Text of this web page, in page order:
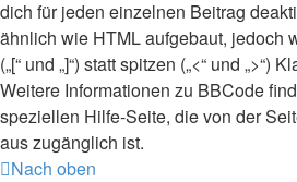
dich für jeden einzelnen Beitrag
ähnlich wie HTML aufgebaut, jedoch
(„[“ und „]“) statt spitzen („<“ und „>“)
Weitere Informationen zu BBCode
speziellen Hilfe-Seite, die von der
aus zugänglich ist.
Nach oben